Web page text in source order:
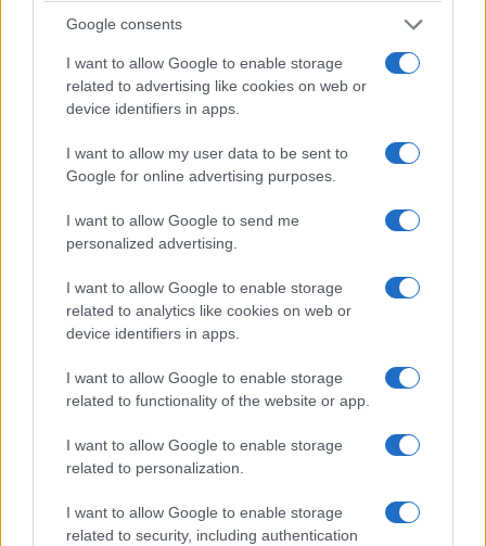
Google consents
I want to allow Google to enable storage
related to advertising like cookies on web or
device identifiers in apps.
I want to allow my user data to be sent to
Google for online advertising purposes.
I want to allow Google to send me
personalized advertising.
I want to allow Google to enable storage
related to analytics like cookies on web or
device identifiers in apps.
I want to allow Google to enable storage
related to functionality of the website or app.
I want to allow Google to enable storage
related to personalization.
I want to allow Google to enable storage
related to security, including authentication
Un’altra persona è stata denunciata dopo essere
stata trovata in possesso di unakatana
e di altri
oggetti considerati atti ad offendere. Altri 22
stranieri maggiorenni sono invece finiti nei guai
per il presuntofurto aggravato di energia
investigatori, erano stati predisposti collegamenti
abusivi alla rete pubblica.
Complessivamente, nel campo di Poggioreale
sono statiidentificati 65 stranieri adulti, 41 dei
quali già gravati da precedenti, oltre a sette
minorenni. Quattro persone sono state
accompagnate in Questura per la notifica di
provvedimenti. Oltre alla pistola e alla katana, le